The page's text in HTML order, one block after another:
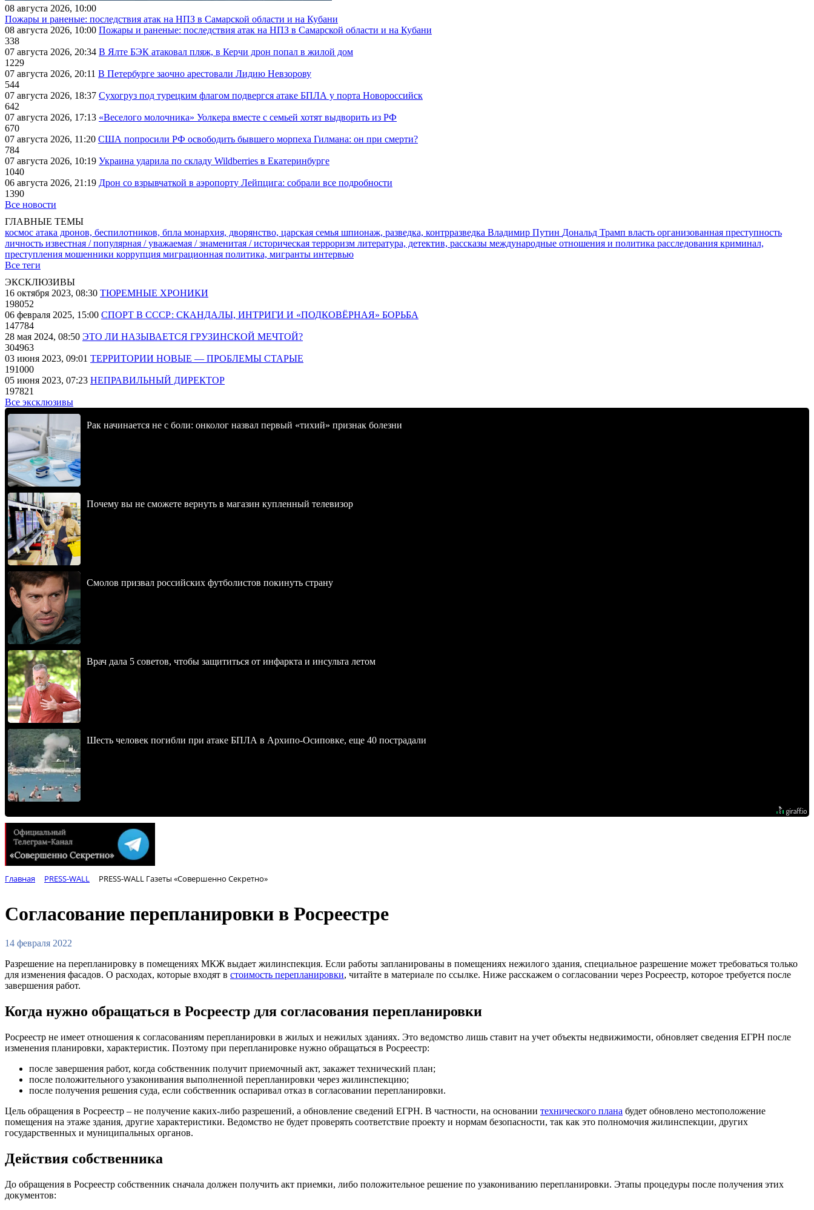
08 августа 2026, 10:00
Пожары и раненые: последствия атак на НПЗ в Самарской области и на Кубани
08 августа 2026, 10:00 Пожары и раненые: последствия атак на НПЗ в Самарской области и на Кубани
338
07 августа 2026, 20:34 В Ялте БЭК атаковал пляж, в Керчи дрон попал в жилой дом
1229
07 августа 2026, 20:11 В Петербурге заочно арестовали Лидию Невзорову
544
07 августа 2026, 18:37 Сухогруз под турецким флагом подвергся атаке БПЛА у порта Новороссийск
642
07 августа 2026, 17:13 «Веселого молочника» Уолкера вместе с семьей хотят выдворить из РФ
670
07 августа 2026, 11:20 США попросили РФ освободить бывшего морпеха Гилмана: он при смерти?
784
07 августа 2026, 10:19 Украина ударила по складу Wildberries в Екатеринбурге
1040
06 августа 2026, 21:19 Дрон со взрывчаткой в аэропорту Лейпцига: собрали все подробности
1390
Все новости
ГЛАВНЫЕ ТЕМЫ
космос атака дронов, беспилотников, бпла монархия, дворянство, царская семья шпионаж, разведка, контрразведка Владимир Путин Дональд Трамп власть организованная преступность
личность известная / популярная / уважаемая / знаменитая / историческая терроризм литература, детектив, рассказы международные отношения и политика расследования криминал,
преступления мошенники коррупция миграционная политика, мигранты интервью
Все теги
ЭКСКЛЮЗИВЫ
16 октября 2023, 08:30 ТЮРЕМНЫЕ ХРОНИКИ
198052
06 февраля 2025, 15:00 СПОРТ В СССР: СКАНДАЛЫ, ИНТРИГИ И «ПОДКОВЁРНАЯ» БОРЬБА
147784
28 мая 2024, 08:50 ЭТО ЛИ НАЗЫВАЕТСЯ ГРУЗИНСКОЙ МЕЧТОЙ?
304963
03 июня 2023, 09:01 ТЕРРИТОРИИ НОВЫЕ — ПРОБЛЕМЫ СТАРЫЕ
191000
05 июня 2023, 07:23 НЕПРАВИЛЬНЫЙ ДИРЕКТОР
197821
Все эксклюзивы
Рак начинается не с боли: онколог назвал первый «тихий» признак болезни
Почему вы не сможете вернуть в магазин купленный телевизор
Смолов призвал российских футболистов покинуть страну
Врач дала 5 советов, чтобы защититься от инфаркта и инсульта летом
Шесть человек погибли при атаке БПЛА в Архипо-Осиповке, еще 40 пострадали
Главная PRESS-WALL PRESS-WALL Газеты «Совершенно Секретно»
Согласование перепланировки в Росреестре
14 февраля 2022
Разрешение на перепланировку в помещениях МКЖ выдает жилинспекция. Если работы запланированы в помещениях нежилого здания, специальное разрешение может требоваться только
для изменения фасадов. О расходах, которые входят в стоимость перепланировки, читайте в материале по ссылке. Ниже расскажем о согласовании через Росреестр, которое требуется после
завершения работ.
Когда нужно обращаться в Росреестр для согласования перепланировки
Росреестр не имеет отношения к согласованиям перепланировки в жилых и нежилых зданиях. Это ведомство лишь ставит на учет объекты недвижимости, обновляет сведения ЕГРН после
изменения планировки, характеристик. Поэтому при перепланировке нужно обращаться в Росреестр:
после завершения работ, когда собственник получит приемочный акт, закажет технический план;
после положительного узаконивания выполненной перепланировки через жилинспекцию;
после получения решения суда, если собственник оспаривал отказ в согласовании перепланировки.
Цель обращения в Росреестр – не получение каких-либо разрешений, а обновление сведений ЕГРН. В частности, на основании технического плана будет обновлено местоположение
помещения на этаже здания, другие характеристики. Ведомство не будет проверять соответствие проекту и нормам безопасности, так как это полномочия жилинспекции, других
государственных и муниципальных органов.
Действия собственника
До обращения в Росреестр собственник сначала должен получить акт приемки, либо положительное решение по узакониванию перепланировки. Этапы процедуры после получения этих
документов: